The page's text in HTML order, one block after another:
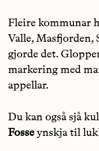
Fleire kommunar
Valle, Masfjorden,
gjorde det.
markering med
appellar.
Du kan også sjå
Fosseynskja til